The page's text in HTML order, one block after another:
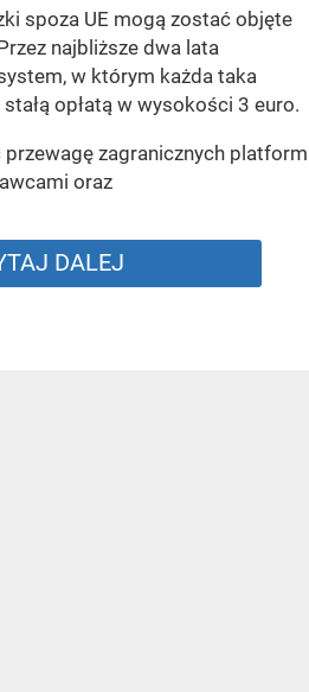
spoza UE mogą zostać objęte
najbliższe dwa lata
w którym każda taka
opłatą w wysokości 3 euro.
przewagę zagranicznych platform
oraz
DALEJ